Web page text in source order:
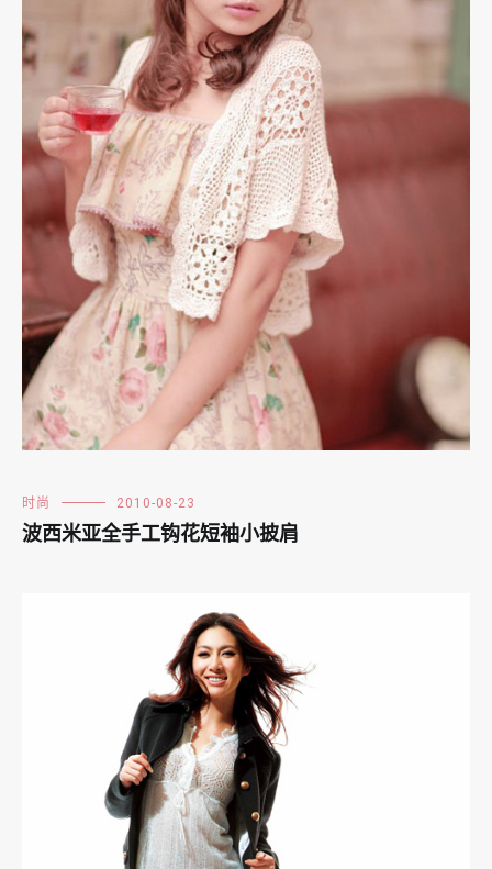
时尚 2010-08-23
波西米亚全手工钩花短袖小披肩